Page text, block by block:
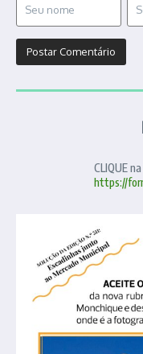
CLIQUE
https://